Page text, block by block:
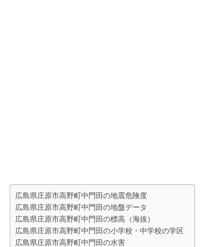
広島県庄原市高野町中門田の地震危険度
広島県庄原市高野町中門田の地盤データ
広島県庄原市高野町中門田の標高（海抜）
広島県庄原市高野町中門田の小学校・中学校の学区
広島県庄原市高野町中門田の水害